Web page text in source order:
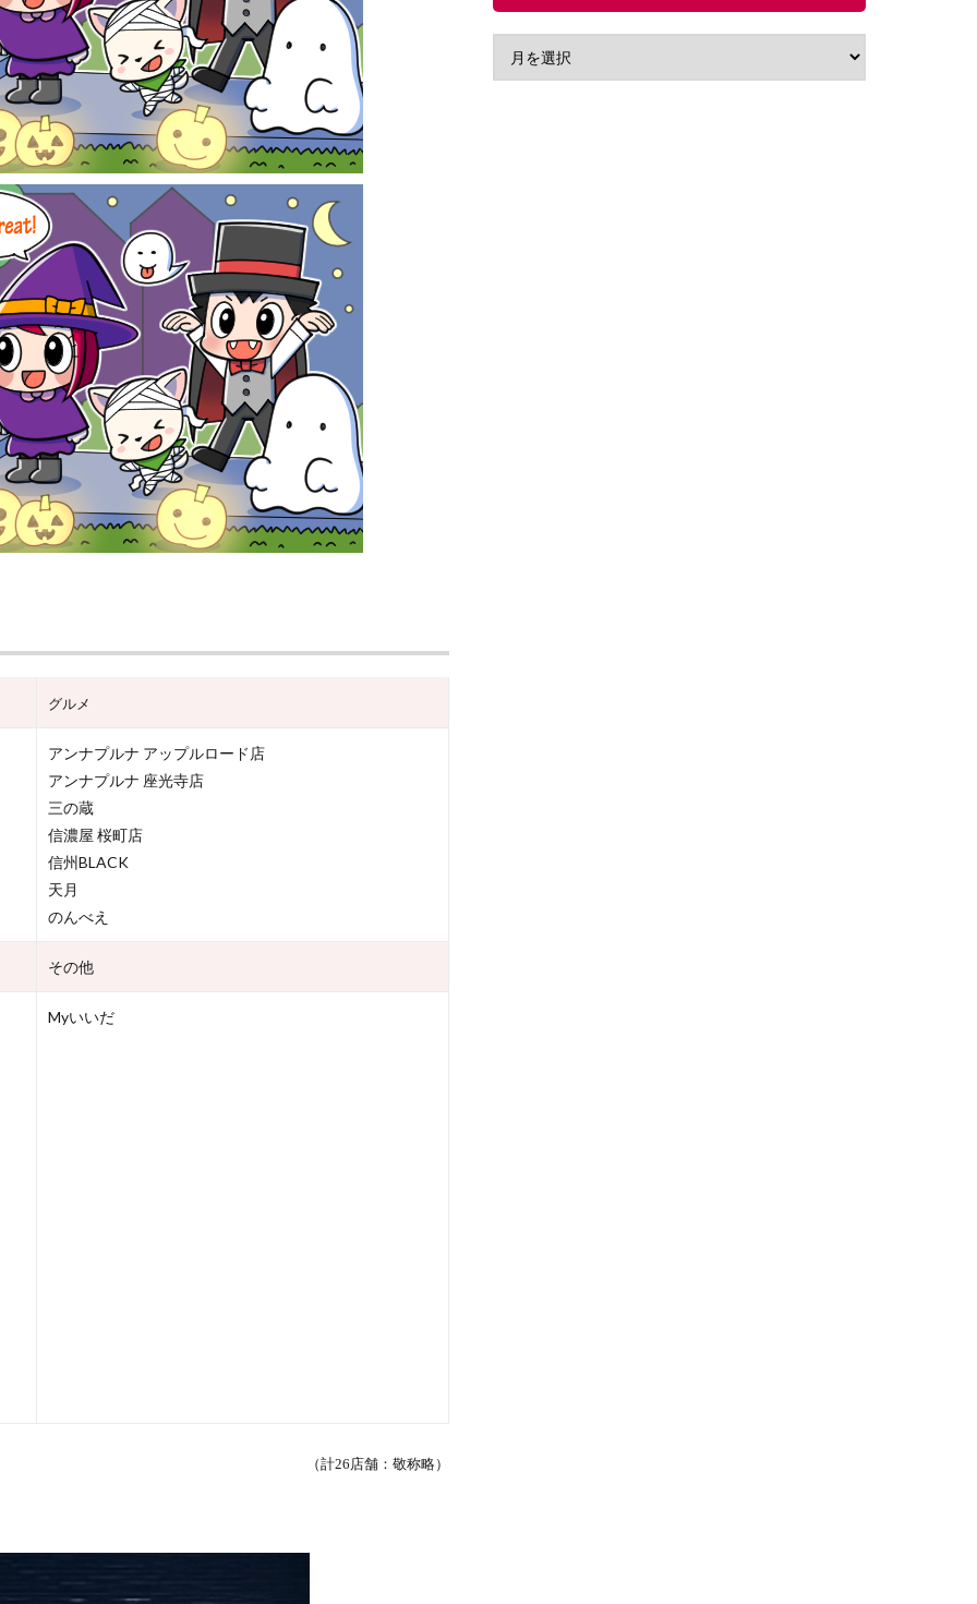
グルメ
アンナプルナ アップルロード店
アンナプルナ 座光寺店
三の蔵
信濃屋 桜町店
信州BLACK
天月
のんべえ
その他
Myいいだ
（計26店舗：敬称略）